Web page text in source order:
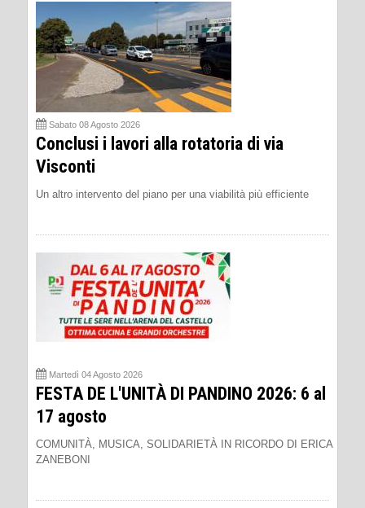
Sabato 08 Agosto 2026
Conclusi i lavori alla rotatoria di via
Visconti
Un altro intervento del piano per una viabilità più efficiente
Martedì 04 Agosto 2026
FESTA DE L'UNITÀ DI PANDINO 2026: 6 al
17 agosto
COMUNITÀ, MUSICA, SOLIDARIETÀ IN RICORDO DI ERICA
ZANEBONI